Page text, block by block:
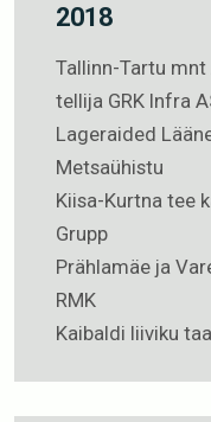
2018
Tallinn-Tartu
tellija GRK Infra
Lageraided
Metsaühistu
Kiisa-Kurtna tee
Grupp
Prählamäe ja
RMK
Kaibaldi liiviku